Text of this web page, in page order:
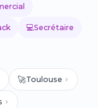
💻Secrétaire
🚀Toulouse